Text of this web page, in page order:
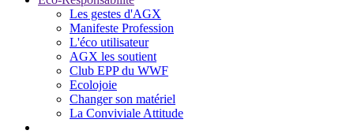
Les gestes d'AGX
Manifeste Profession
L'éco utilisateur
AGX les soutient
Club EPP du WWF
Ecolojoie
Changer son matériel
La Conviviale Attitude